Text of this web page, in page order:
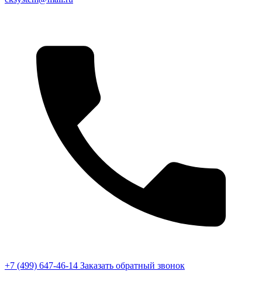
+7 (499) 647-46-14 Заказать обратный звонок